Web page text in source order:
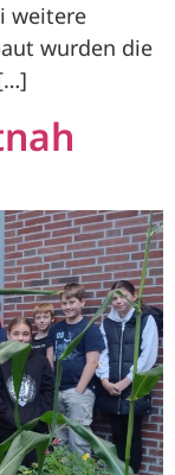
weitere
wurden die